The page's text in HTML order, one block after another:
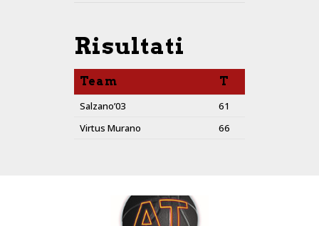
Risultati
Team T
Salzano’03
61
Virtus Murano
66